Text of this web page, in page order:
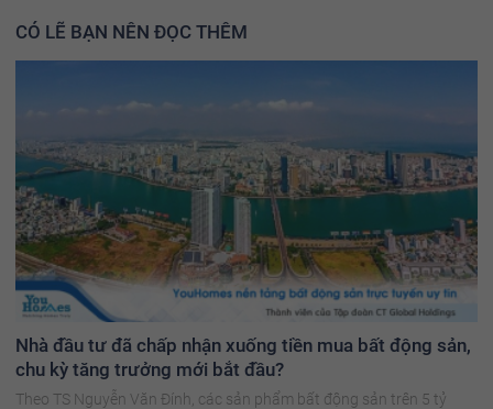
CÓ LẼ BẠN NÊN ĐỌC THÊM
Nhà đầu tư đã chấp nhận xuống tiền mua bất động sản,
chu kỳ tăng trưởng mới bắt đầu?
Theo TS Nguyễn Văn Đính, các sản phẩm bất động sản trên 5 tỷ